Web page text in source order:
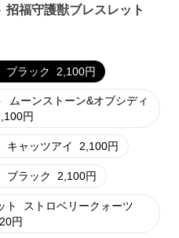
福守護獣ブレスレット
ブラック 2,100円
ムーンストーン&オブシディ
円
キャッツアイ 2,100円
ブラック 2,100円
ト
ストロベリークォーツ
円